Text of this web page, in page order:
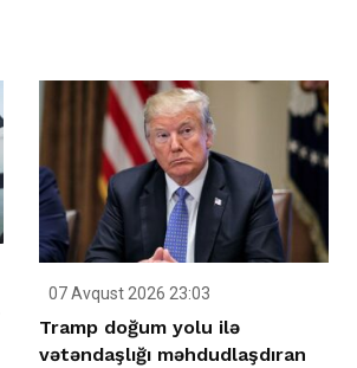
07 Avqust 2026 23:03
Tramp doğum yolu ilə
vətəndaşlığı məhdudlaşdıran